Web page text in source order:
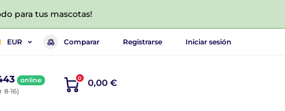
para tus mascotas!
EUR Comparar Registrarse Iniciar sesión
online
8-16)
0 0,00 €